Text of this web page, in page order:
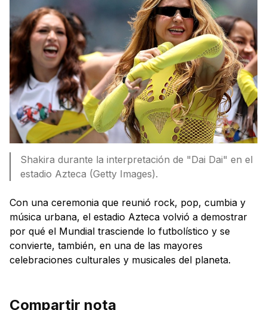
Shakira durante la interpretación de "Dai Dai" en el
estadio Azteca (Getty Images).
Con una ceremonia que reunió rock, pop, cumbia y
música urbana, el estadio Azteca volvió a demostrar
por qué el Mundial trasciende lo futbolístico y se
convierte, también, en una de las mayores
celebraciones culturales y musicales del planeta.
Compartir nota